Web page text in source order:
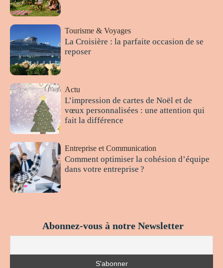
Tourisme & Voyages
La Croisière : la parfaite occasion de se
reposer
Actu
L’impression de cartes de Noël et de
vœux personnalisées : une attention qui
fait la différence
Entreprise et Communication
Comment optimiser la cohésion d’équipe
dans votre entreprise ?
Abonnez-vous à notre Newsletter